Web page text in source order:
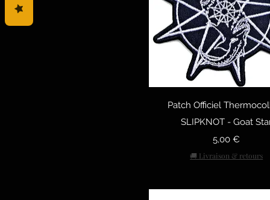
Быстрый
Patch Officiel
SLIPKNOT - Goat
Цена
5,00 €
🚚 Livraison & retours